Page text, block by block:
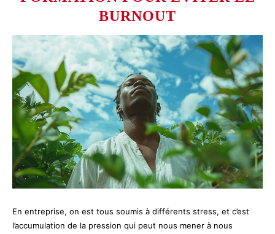
BURNOUT
En entreprise, on est tous soumis à différents stress, et c’est
l’accumulation de la pression qui peut nous mener à nous